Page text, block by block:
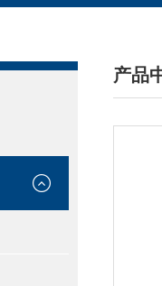
产品
/